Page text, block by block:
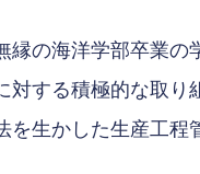
縁の海洋学部卒業の
対する積極的な取
を生かした生産工程